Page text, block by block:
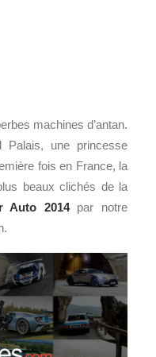
en réunissant les
machines d’antan.
une princesse
fois en France, la
beaux clichés de la
Auto 2014par notre